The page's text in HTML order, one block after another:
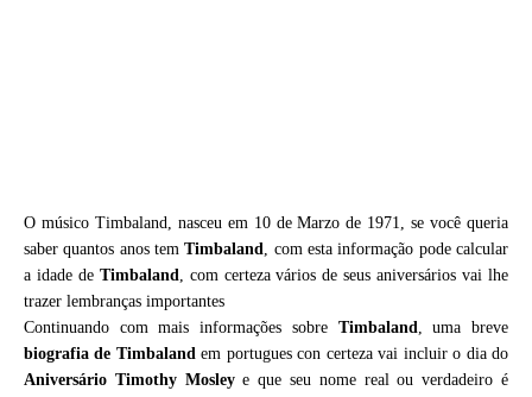
O músico Timbaland, nasceu em 10 de Marzo de 1971, se você queria
saber quantos anos temTimbaland, com esta informação pode calcular
a idade de Timbaland, com certeza vários de seus aniversários vai lhe
trazer lembranças importantes
Continuando com mais informações sobre Timbaland, uma breve
biografia de Timbalandem portugues con certeza vai incluir o dia do
Aniversário Timothy Mosleye que seu nome real ou verdadeiro é